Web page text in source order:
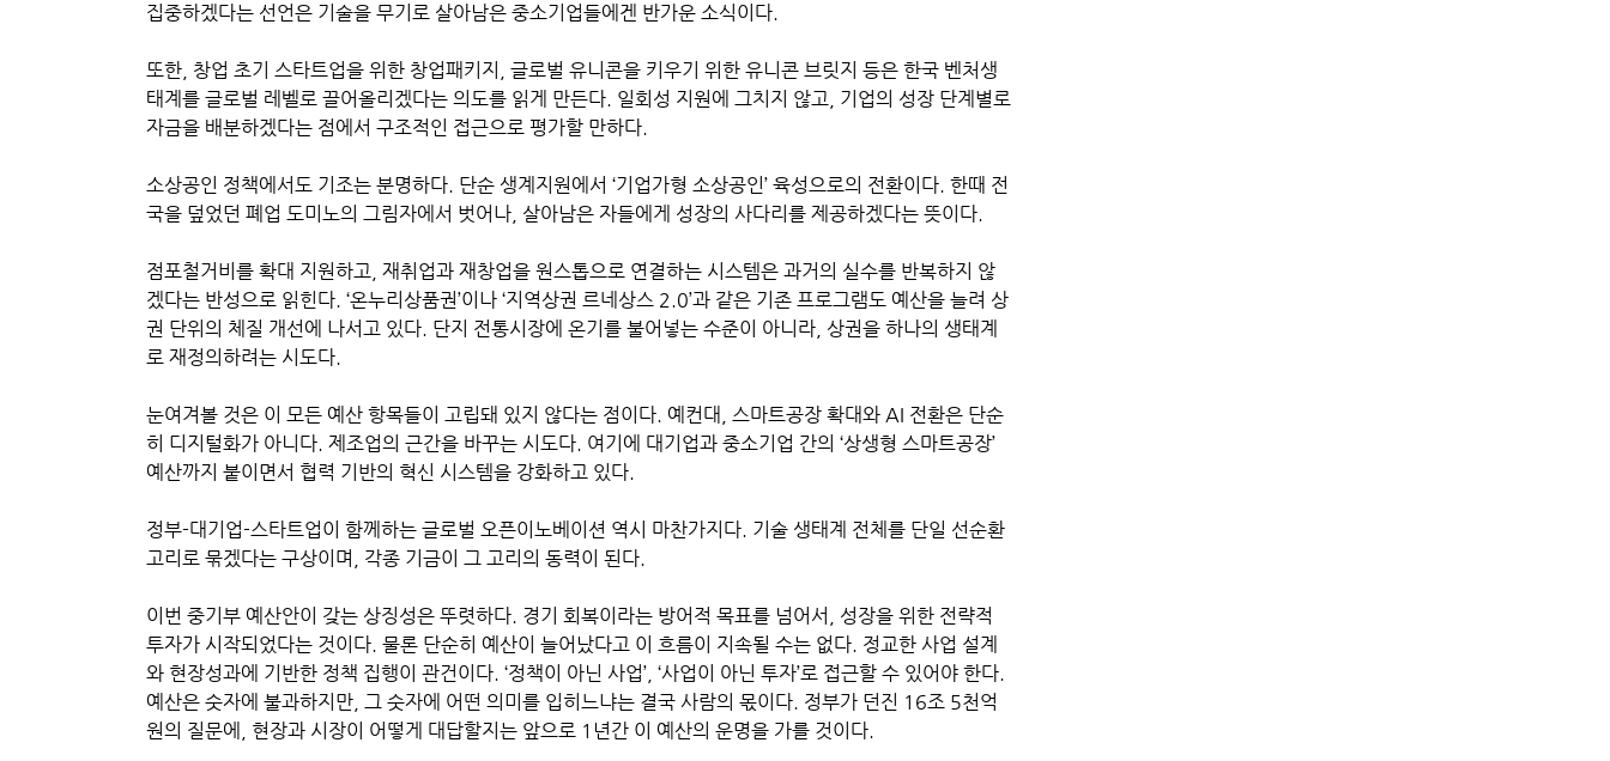
집중하겠다는 선언은 기술을 무기로 살아남은 중소기업들에겐 반가운 소식이다.
또한, 창업 초기 스타트업을 위한 창업패키지, 글로벌 유니콘을 키우기 위한 유니콘 브릿지 등은 한국 벤처생
태계를 글로벌 레벨로 끌어올리겠다는 의도를 읽게 만든다. 일회성 지원에 그치지 않고, 기업의 성장 단계별로
자금을 배분하겠다는 점에서 구조적인 접근으로 평가할 만하다.
소상공인 정책에서도 기조는 분명하다. 단순 생계지원에서 ‘기업가형 소상공인’ 육성으로의 전환이다. 한때 전
국을 덮었던 폐업 도미노의 그림자에서 벗어나, 살아남은 자들에게 성장의 사다리를 제공하겠다는 뜻이다.
점포철거비를 확대 지원하고, 재취업과 재창업을 원스톱으로 연결하는 시스템은 과거의 실수를 반복하지 않
겠다는 반성으로 읽힌다. ‘온누리상품권’이나 ‘지역상권 르네상스 2.0’과 같은 기존 프로그램도 예산을 늘려 상
권 단위의 체질 개선에 나서고 있다. 단지 전통시장에 온기를 불어넣는 수준이 아니라, 상권을 하나의 생태계
로 재정의하려는 시도다.
눈여겨볼 것은 이 모든 예산 항목들이 고립돼 있지 않다는 점이다. 예컨대, 스마트공장 확대와 AI 전환은 단순
히 디지털화가 아니다. 제조업의 근간을 바꾸는 시도다. 여기에 대기업과 중소기업 간의 ‘상생형 스마트공장’
예산까지 붙이면서 협력 기반의 혁신 시스템을 강화하고 있다.
정부-대기업-스타트업이 함께하는 글로벌 오픈이노베이션 역시 마찬가지다. 기술 생태계 전체를 단일 선순환
고리로 묶겠다는 구상이며, 각종 기금이 그 고리의 동력이 된다.
이번 중기부 예산안이 갖는 상징성은 뚜렷하다. 경기 회복이라는 방어적 목표를 넘어서, 성장을 위한 전략적
투자가 시작되었다는 것이다. 물론 단순히 예산이 늘어났다고 이 흐름이 지속될 수는 없다. 정교한 사업 설계
와 현장성과에 기반한 정책 집행이 관건이다. ‘정책이 아닌 사업’, ‘사업이 아닌 투자’로 접근할 수 있어야 한다.
예산은 숫자에 불과하지만, 그 숫자에 어떤 의미를 입히느냐는 결국 사람의 몫이다. 정부가 던진 16조 5천억
원의 질문에, 현장과 시장이 어떻게 대답할지는 앞으로 1년간 이 예산의 운명을 가를 것이다.